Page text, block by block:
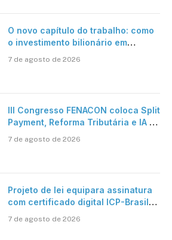
O novo capítulo do trabalho: como
o investimento bilionário em
verdadeira era da inteligência
7 de agosto de 2026
III Congresso FENACON coloca Split
Payment, Reforma Tributária e IA no
7 de agosto de 2026
Projeto de lei equipara assinatura
com certificado digital ICP-Brasil
cartório
7 de agosto de 2026